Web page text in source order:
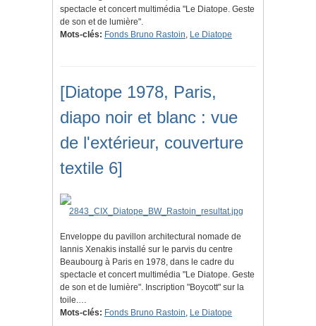
spectacle et concert multimédia "Le Diatope. Geste
de son et de lumière".
Mots-clés: Fonds Bruno Rastoin, Le Diatope
[Diatope 1978, Paris,
diapo noir et blanc : vue
de l'extérieur, couverture
textile 6]
Enveloppe du pavillon architectural nomade de
Iannis Xenakis installé sur le parvis du centre
Beaubourg à Paris en 1978, dans le cadre du
spectacle et concert multimédia "Le Diatope. Geste
de son et de lumière". Inscription "Boycott" sur la
toile.…
Mots-clés: Fonds Bruno Rastoin, Le Diatope